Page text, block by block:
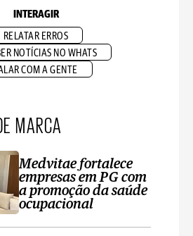
INTERAGIR
RELATAR ERROS
NOTÍCIAS NO WHATS
COM A GENTE
MARCA
Medvitae fortalece
empresas em PG com
a promoção da saúde
ocupacional